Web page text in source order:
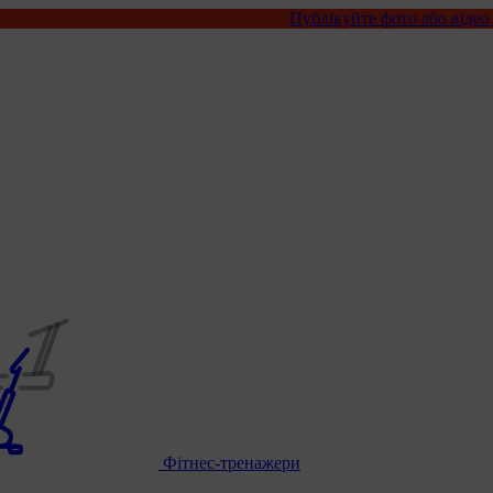
Публікуйте фото або відео з нашими
Фітнес-тренажери